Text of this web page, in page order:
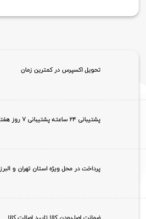
تحویل اکسپرس در کمترین زمان
پشتیبانی ۲۴ ساعته پشتیبانی 7 روز هفته
پرداخت در محل ویژه استان تهران و البرز